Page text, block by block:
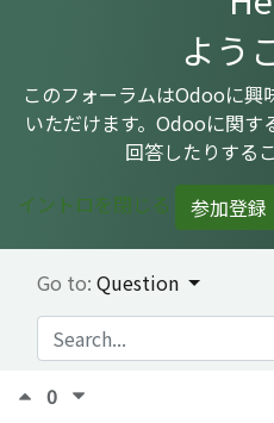
よう
このフォーラムはOdooに興
いただけます。Odooに関す
回答したりする
イントロを閉じる
参加登録
Go to: Question
0